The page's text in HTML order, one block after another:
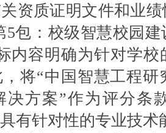
资质证明文件和业
5包：校级智慧校园
内容明确为针对学
将“中国智慧工程
决方案”作为评分条
有针对性的专业技术